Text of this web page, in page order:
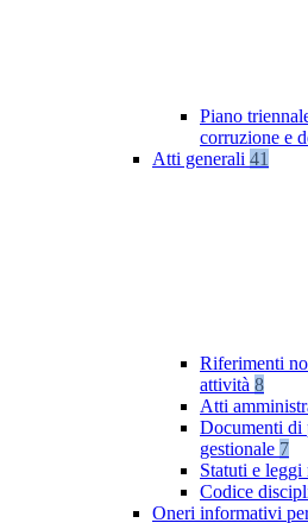
Piano
corruzione e
Atti generali 41
Riferimenti
attività 8
Atti
Documenti di
gestionale 7
Statuti e leggi
Codice
Oneri informativi